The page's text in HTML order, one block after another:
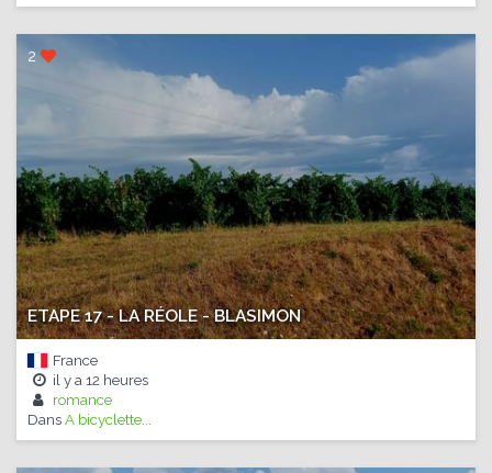
2
ETAPE 17 - LA RÉOLE - BLASIMON
France
il y a 12 heures
romance
DansA bicyclette...